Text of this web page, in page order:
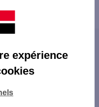
expérience